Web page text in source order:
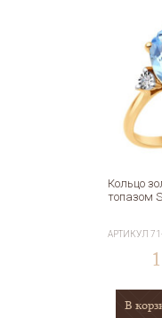
Кольцо
топазом
АРТИКУЛ
В